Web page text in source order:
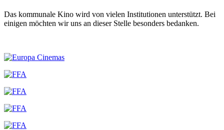
Das kommunale Kino wird von vielen Institutionen unterstützt. Bei
einigen möchten wir uns an dieser Stelle besonders bedanken.